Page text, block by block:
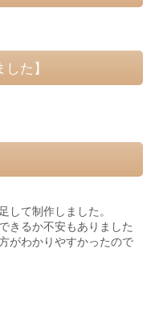
た】
して制作しました。
きるか不安もありました
がわかりやすかったので